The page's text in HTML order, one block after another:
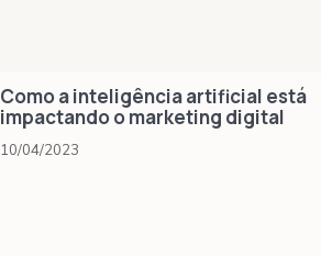
Como a inteligência artificial está
impactando o marketing digital
10/04/2023